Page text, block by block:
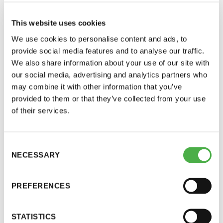
This website uses cookies
We use cookies to personalise content and ads, to
provide social media features and to analyse our traffic.
We also share information about your use of our site with
our social media, advertising and analytics partners who
may combine it with other information that you’ve
provided to them or that they’ve collected from your use
of their services.
Selection
NECESSARY
PREFERENCES
STATISTICS
Saunaseuran pitkää historiaa. Yksittäisten juhlien
sijaan Saunaseura tarjoaakin torstaina 10.11. ja
perjantaina 11.11. kakkukahvit saunojille.
Vaikka aihetta juhlaan onkin, ei saunatalon löylyjä
parempaa juhlaa arjen keskellä voine silti toivoa.
Kiitämme juhlista kiinnostuneita, mutta ennen
pitkästä yhteisestä taipaleesta. Kohottakaamme
kunniaksi.